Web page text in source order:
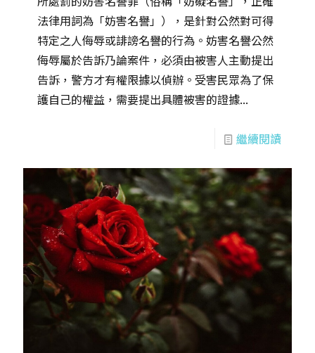
法律用詞為「妨害名譽」），是針對公然對可得
特定之人侮辱或誹謗名譽的行為。妨害名譽公然
侮辱屬於告訴乃論案件，必須由被害人主動提出
告訴，警方才有權限據以偵辦。受害民眾為了保
護自己的權益，需要提出具體被害的證據...
繼續閱讀